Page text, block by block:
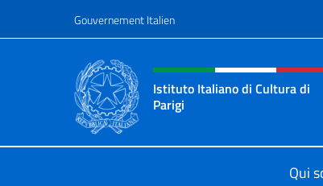
Gouvernement Italien
Site Web, social et en-
Istituto Italiano di Cultura di
Parigi
Qui